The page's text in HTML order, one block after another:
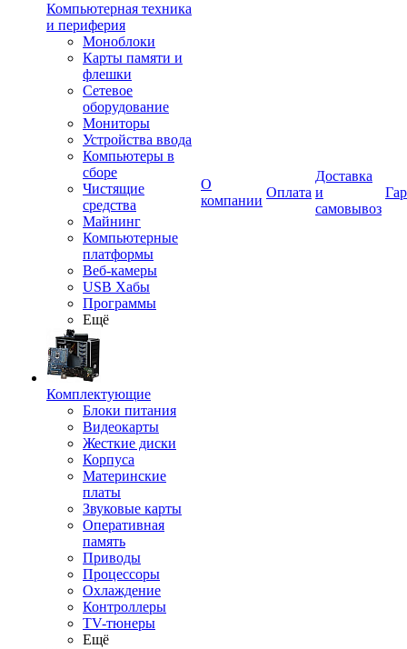
Компьютерная техника
и периферия
Моноблоки
Карты памяти и
флешки
Сетевое
оборудование
Мониторы
Устройства ввода
Компьютеры в
сборе
Чистящие
средства
Майнинг
Компьютерные
платформы
Веб-камеры
USB Хабы
Программы
Ещё
Комплектующие
Блоки питания
Видеокарты
Жесткие диски
Корпуса
Материнские
платы
Звуковые карты
Оперативная
память
Приводы
Процессоры
Охлаждение
Контроллеры
TV-тюнеры
Ещё
О
компании
Оплата
Доставка
и
самовывоз